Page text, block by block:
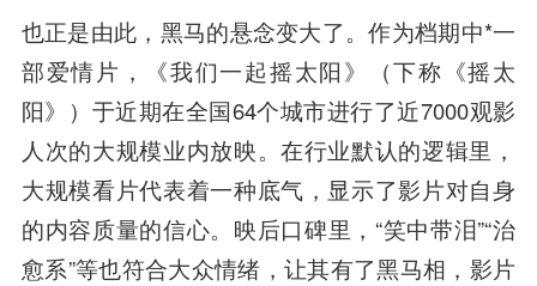
也正是由此，黑马的悬念变大了。作为档期中*一
部爱情片，《我们一起摇太阳》（下称《摇太
阳》）于近期在全国64个城市进行了近7000观影
人次的大规模业内放映。在行业默认的逻辑里，
大规模看片代表着一种底气，显示了影片对自身
的内容质量的信心。映后口碑里，“笑中带泪”“治
愈系”等也符合大众情绪，让其有了黑马相，影片